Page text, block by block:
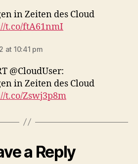
in Zeiten des Cloud
t.co/ftA61nmI
at 10:41 pm
@CloudUser:
in Zeiten des Cloud
t.co/Zswj3p8m
a Reply